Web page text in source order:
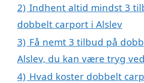
2) Indhent altid mindst 3
dobbelt carport i Alslev
3) Få nemt 3 tilbud på
Alslev, du kan være tryg ved
4) Hvad koster dobbelt